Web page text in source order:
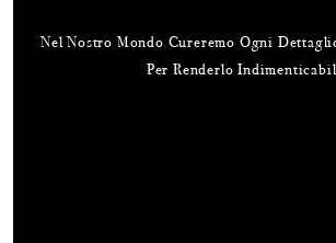
Nel Nostro Mondo Cureremo Ogni
Per Renderlo